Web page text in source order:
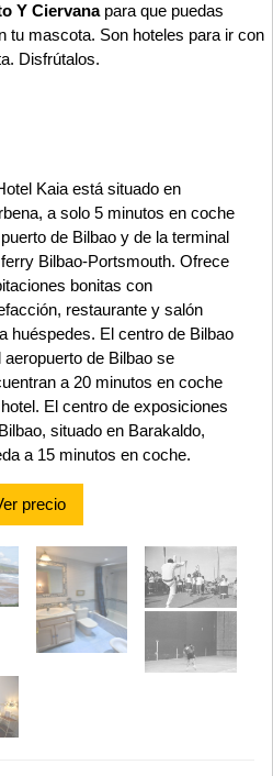
Y Ciervanapara que puedas
tu mascota. Son hoteles para ir con
Disfrútalos.
Kaia está situado en
a solo 5 minutos en coche
de Bilbao y de la terminal
Bilbao-Portsmouth. Ofrece
bonitas con
restaurante y salón
huéspedes. El centro de Bilbao
aeropuerto de Bilbao se
a 20 minutos en coche
El centro de exposiciones
situado en Barakaldo,
a 15 minutos en coche.
precio